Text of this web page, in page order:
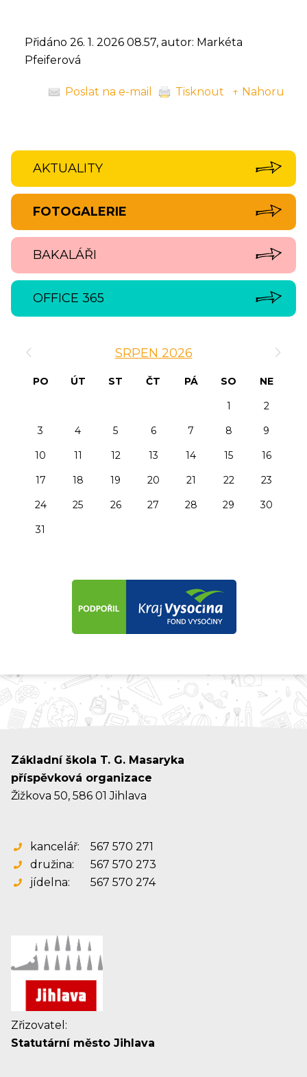
Přidáno 26. 1. 2026 08.57, autor: Markéta
Pfeiferová
Poslat na e-mail Tisknout ↑ Nahoru
AKTUALITY
FOTOGALERIE
BAKALÁŘI
OFFICE 365
SRPEN 2026
PO ÚT ST ČT PÁ SO
NE
1
2
3
4 5 6 7 8
9
10
11 12 13 14 15
16
17
18 19 20 21 22
23
24
25 26 27 28 29
30
31
Základní škola T. G. Masaryka
příspěvková organizace
Žižkova 50, 586 01 Jihlava
kancelář:
567 570 271
družina:
567 570 273
jídelna:
567 570 274
Zřizovatel:
Statutární město Jihlava